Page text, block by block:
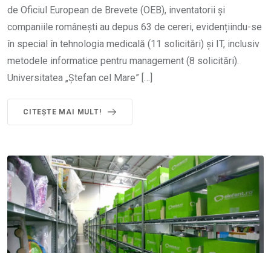
de Oficiul European de Brevete (OEB), inventatorii și
companiile românești au depus 63 de cereri, evidențiindu-se
în special în tehnologia medicală (11 solicitări) și IT, inclusiv
metodele informatice pentru management (8 solicitări).
Universitatea „Ștefan cel Mare” […]
CITEȘTE MAI MULT!